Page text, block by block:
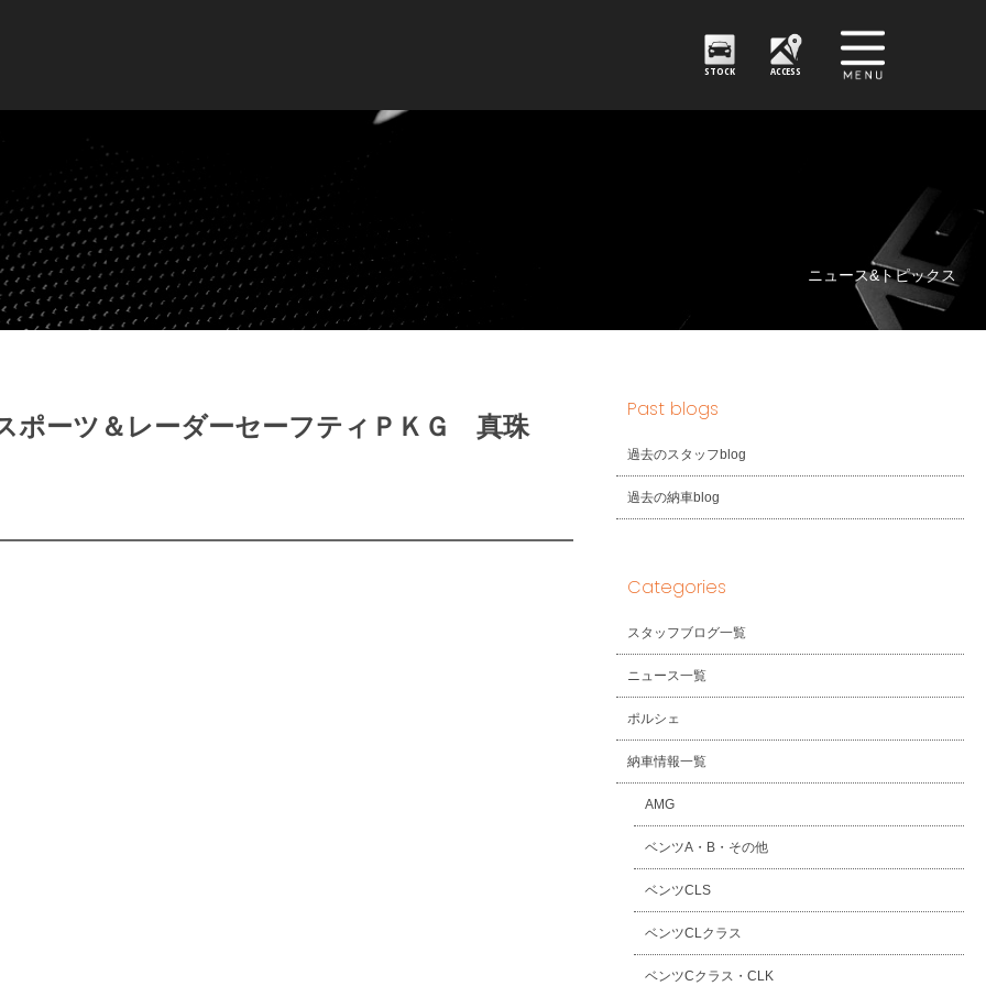
STOCK ACCESS
ニュース&トピックス
ポーツ＆レーダーセーフティＰＫＧ 真珠
Past blogs
過去のスタッフblog
過去の納車blog
Categories
スタッフブログ一覧
ニュース一覧
ポルシェ
納車情報一覧
AMG
ベンツA・B・その他
ベンツCLS
ベンツCLクラス
ベンツCクラス・CLK